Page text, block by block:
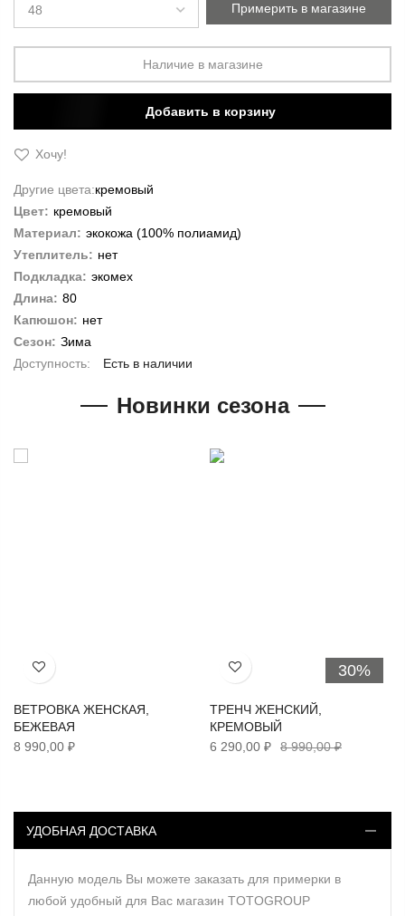
Примерить в магазине
Наличие в магазине
Добавить в корзину
Хочу!
Другие цвета:кремовый
Цвет: кремовый
Материал: экокожа (100% полиамид)
Утеплитель: нет
Подкладка: экомех
Длина: 80
Капюшон: нет
Сезон: Зима
Есть в наличии
Новинки сезона
Хочу!
ВЕТРОВКА ЖЕНСКАЯ,
БЕЖЕВАЯ
8 990,00 ₽
30%
Хочу!
ТРЕНЧ ЖЕНСКИЙ,
КРЕМОВЫЙ
6 290,00 ₽
8 990,00 ₽
УДОБНАЯ ДОСТАВКА
Данную модель Вы можете заказать для примерки в
любой удобный для Вас магазин TOTOGROUP